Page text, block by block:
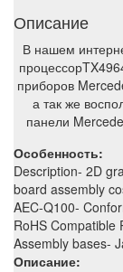
Описание
В нашем
приборов
а так же
панели
Особенность:
Description- 2D
board assembly
AEC-Q100-
RoHS Compatible
Assembly bases-
Описание: